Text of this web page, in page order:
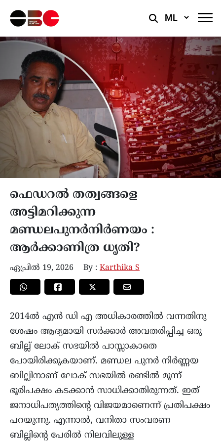
Select
ഫെഡറൽ തത്വങ്ങളെ
അട്ടിമറിക്കുന്ന
മണ്ഡലപുനർനിർണയം :
ആർക്കാണിത്ര ധൃതി?
ഏപ്രിൽ 19, 2026 By : Karthika S
2014ൽ എൻ ഡി എ അധികാരത്തിൽ വന്നതിനു
ശേഷം ആദ്യമായി സർക്കാർ അവതരിപ്പിച്ച ഒരു
ബില്ല് ലോക് സഭയിൽ പാസ്സാകാതെ
പോയിരിക്കുകയാണ്. മണ്ഡല പുനർ നിർണ്ണയ
ബില്ലിനാണ് ലോക് സഭയിൽ രണ്ടിൽ മൂന്ന്
ഭൂരിപക്ഷം കടക്കാൻ സാധിക്കാതിരുന്നത്. ഇത്
ജനാധിപത്യത്തിന്റെ വിജയമാണെന്ന് പ്രതിപക്ഷം
പറയുന്നു. എന്നാൽ, വനിതാ സംവരണ
ബില്ലിന്റെ പേരിൽ നിലവിലുള്ള